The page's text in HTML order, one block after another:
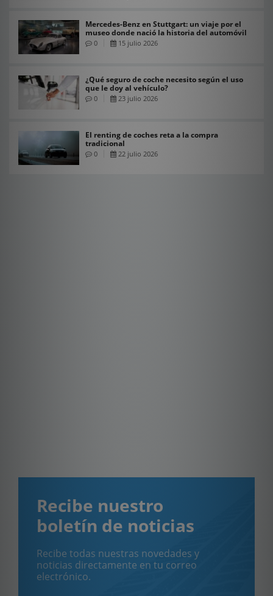
Mercedes-Benz en Stuttgart: un viaje por el
museo donde nació la historia del automóvil
0 15 julio 2026
¿Qué seguro de coche necesito según el uso
que le doy al vehículo?
0 23 julio 2026
El renting de coches reta a la compra
tradicional
0 22 julio 2026
Recibe nuestro
boletín de noticias
Recibe todas nuestras novedades y
noticias directamente en tu correo
electrónico.